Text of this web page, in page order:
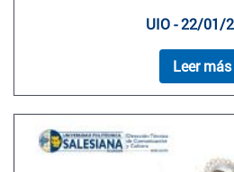
UIO - 22/01/
Leer más